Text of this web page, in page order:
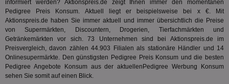
informiert werden? Aktionspreis.de zeigt Ihnen immer den momentanen
Pedigree Preis Konsum. Aktuell liegt er beispielsweise bei x €. Mit
Aktionspreis.de haben Sie immer aktuell und immer übersichtlich die Preise
von Supermärkten, Discountern, Drogerien, Tierfachmärkten und
Getränkemärkten vor sich. 73 Unternehmen sind bei Aktionspreis.de im
Preisvergleich, davon zählen 44.903 Filialen als stationäre Händler und 14
Onlinesupermärkte. Den günstigsten Pedigree Preis Konsum und die besten
Pedigree Angebote Konsum aus der aktuellenPedigree Werbung Konsum
sehen Sie somit auf einen Blick.
_ga
Google LLC
.aktionspreis.de
1 Jahr 1
Monat
ist mit
eine
am
zu
tuuid
.360yield.com 3 Monate
viewer